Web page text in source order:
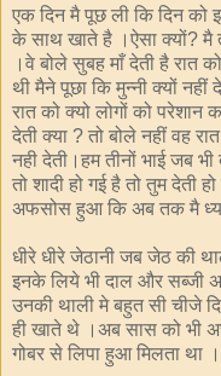
एक दिन मै पूछ ली कि दिन को
के साथ खाते है ।ऐसा क्यों? मै
।वे बोले सुबह माँ देती है रात
थी मैने पूछा कि मुन्नी क्यों नहीं
रात को क्यो लोगों को
देती क्या ? तो बोले नहीं वह
नही देती।हम तीनों भाई जब
तो शादी हो गई है तो तुम देती
अफसोस हुआ कि अब तक मै
धीरे धीरे जेठानी जब जेठ की
इनके लिये भी दाल और सब्जी
उनकी थाली मे बहुत सी चीजे
ही खाते थे ।अब सास को भी
गोबर से लिपा हुआ मिलता था ।